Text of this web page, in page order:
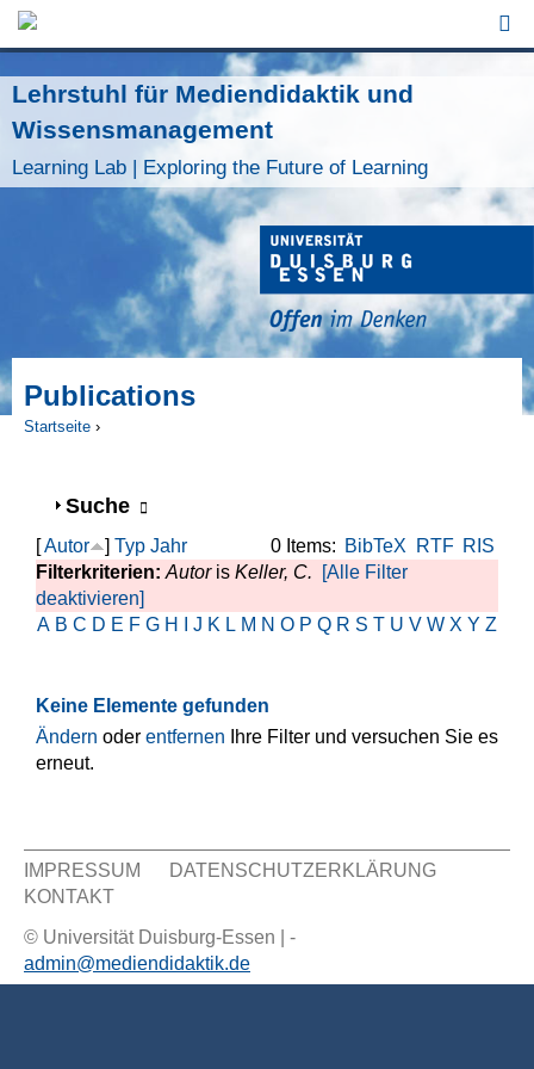
Jump to Navigation
Lehrstuhl für Mediendidaktik und
Wissensmanagement
Learning Lab | Exploring the Future of Learning
Publications
Startseite ›
Anzeigen
Suche
0 Items: BibTeX RTF RIS
[Autor ] Typ Jahr
Filterkriterien: Autoris Keller, C.
[Alle Filter
deaktivieren]
A B C D E F G H J K L M N O P Q R S T U V W X Y Z
Keine Elemente gefunden
Ändern oder entfernen Ihre Filter und versuchen Sie es
erneut.
Sekundär Menü
IMPRESSUM
DATENSCHUTZERKLÄRUNG
KONTAKT
© Universität Duisburg-Essen | -
admin@mediendidaktik.de